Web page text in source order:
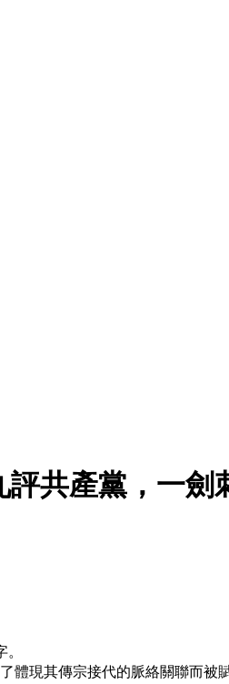
共產黨，一劍
體現其傳宗接代的脈絡關聯而被